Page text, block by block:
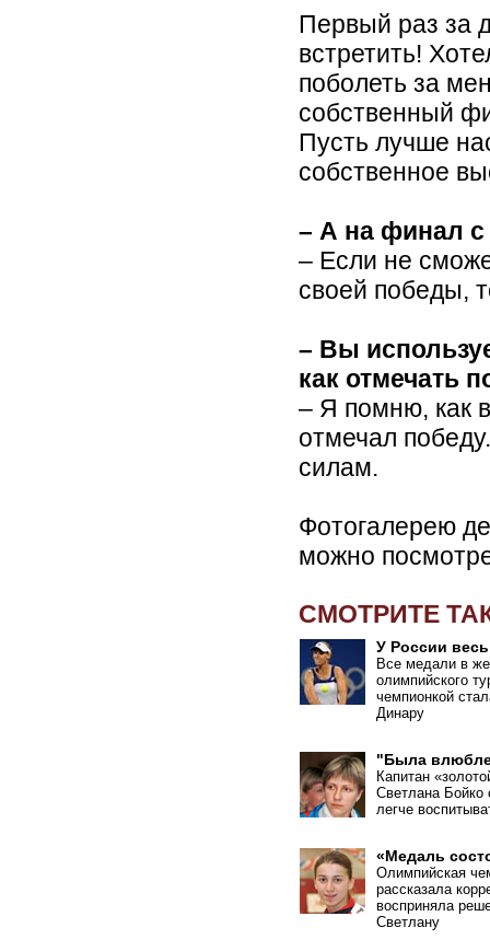
Первый раз за
встретить!
поболеть за
собственный
Пусть лучше
собственное
– А на финал с
– Если не
своей победы,
– Вы
как отмечать
– Я помню, как
отмечал
силам.
Фотогалерею
можно
СМОТРИТЕ
У России
Все медали в
олимпийского
чемпионкой
Динару
"Была
Капитан
Светлана Бойко
легче
«Медаль
Олимпийская
рассказала
восприняла
Светлану